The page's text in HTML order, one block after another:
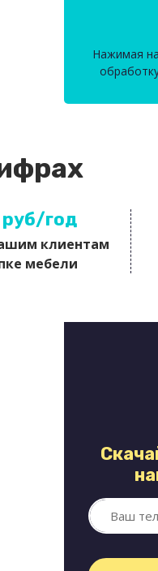
Нажимая
руб/год
клиентам
мебели